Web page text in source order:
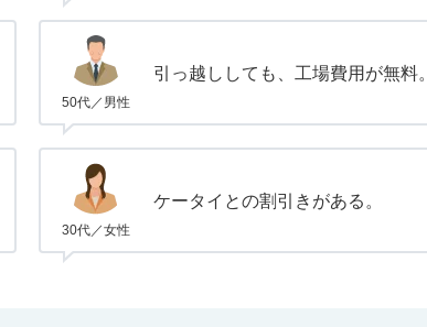
50代／男性
引っ越ししても、工場費用が無料。
30代／女性
ケータイとの割引きがある。